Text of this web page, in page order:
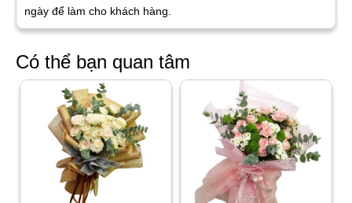
ngày để làm cho khách hàng.
Có thể bạn quan tâm